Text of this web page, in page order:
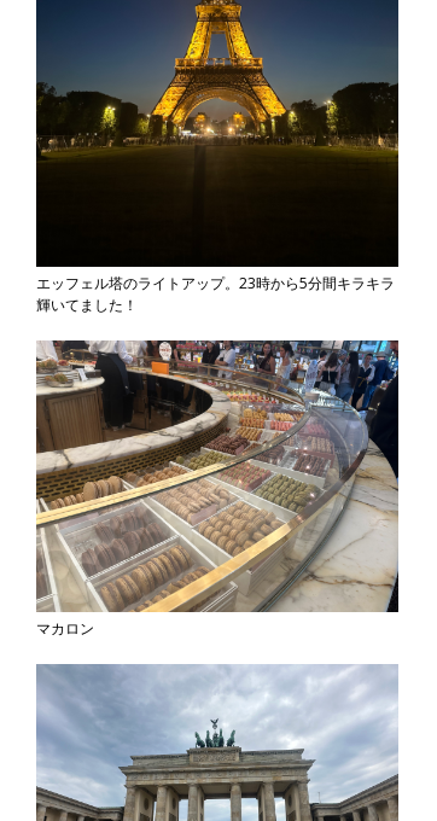
エッフェル塔のライトアップ。23時から5分間キラキラ
輝いてました！
マカロン